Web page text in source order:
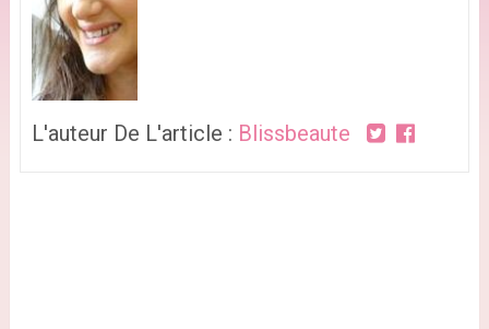
L'auteur De L'article : Blissbeaute